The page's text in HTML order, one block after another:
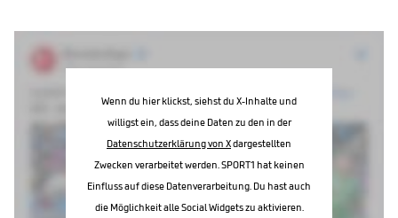
Wenn du hier klickst, siehst du X-Inhalte und
willigst ein, dass deine Daten zu den in der
Datenschutzerklärung von Xdargestellten
Zwecken verarbeitet werden. SPORT1 hat keinen
Einfluss auf diese Datenverarbeitung. Du hast auch
die Möglichkeit alle Social Widgets zu aktivieren.